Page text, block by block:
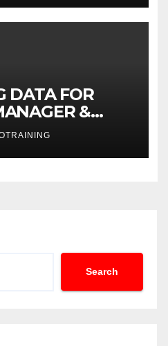
DATA FOR
&
Search